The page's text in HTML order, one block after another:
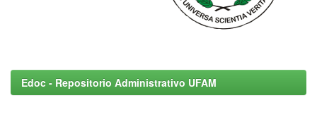
Edoc - Repositorio Administrativo UFAM